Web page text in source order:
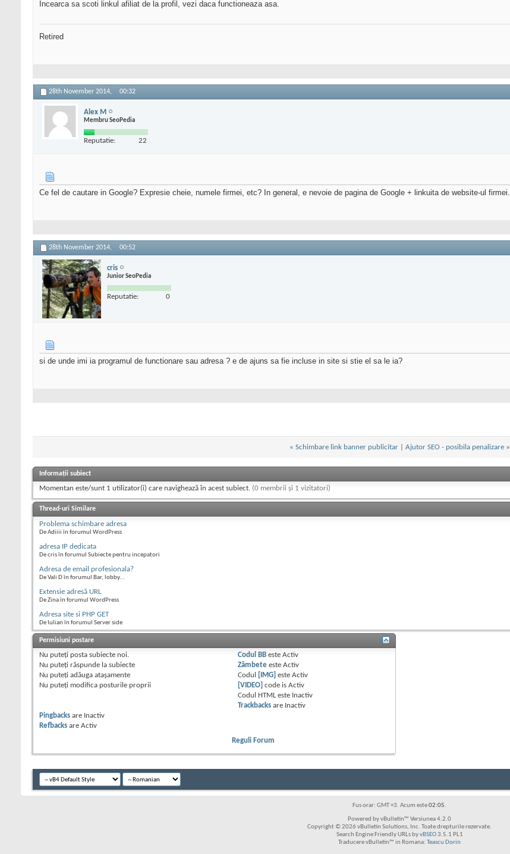
Incearca sa scoti linkul afiliat de la profil, vezi daca functioneaza asa.
Retired
28th November 2014, 00:32
Alex M
Membru SeoPedia
Reputatie: 22
Ce fel de cautare in Google? Expresie cheie, numele firmei, etc? In general, e nevoie de pagina de Google + linkuita de website-ul firmei.
28th November 2014, 00:52
cris
Junior SeoPedia
Reputatie: 0
si de unde imi ia programul de functionare sau adresa ? e de ajuns sa fie incluse in site si stie el sa le ia?
« Schimbare link banner publicitar| Ajutor SEO - posibila penalizare »
Informații subiect
Momentan este/sunt 1 utilizator(i) care navighează în acest subiect. (0 membrii și 1 vizitatori)
Thread-uri Similare
Problema schimbare adresa
De Adiiii în forumul WordPress
adresa IP dedicata
De cris în forumul Subiecte pentru incepatori
Adresa de email profesionala?
De Vali D în forumul Bar, lobby...
Extensie adresă URL
De Zina în forumul WordPress
Adresa site si PHP GET
De Iulian în forumul Server side
Permisiuni postare
Nu puteţi posta subiecte noi.
Nu puteţi răspunde la subiecte
Nu puteţi adăuga ataşamente
Nu puteţi modifica posturile proprii
Codul BB esteActiv
Zâmbete esteActiv
Codul
[IMG] esteActiv
[VIDEO] code isActiv
Codul HTML este Inactiv
Trackbacks are Inactiv
Pingbacks are Inactiv
Refbacks are Activ
Reguli Forum
Fus orar: GMT +3. Acum este02:05.
Powered by vBulletin™ Versiunea 4.2.0
Copyright © 2026 vBulletin Solutions, Inc. Toate drepturile rezervate.
Search Engine Friendly URLs byvBSEO3.5.1 PL1
Traducere vBulletin™ in Romana: Teascu Dorin